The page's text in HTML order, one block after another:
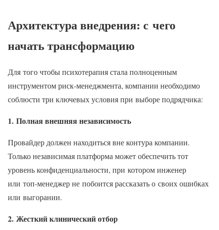
Архитектура внедрения: с чего
начать трансформацию
Для того чтобы психотерапия стала полноценным
инструментом риск-менеджмента, компании необходимо
соблюсти три ключевых условия при выборе подрядчика:
1. Полная внешняя независимость
Провайдер должен находиться вне контура компании.
Только независимая платформа может обеспечить тот
уровень конфиденциальности, при котором инженер
или топ-менеджер не побоится рассказать о своих ошибках
или выгорании.
2. Жесткий клинический отбор